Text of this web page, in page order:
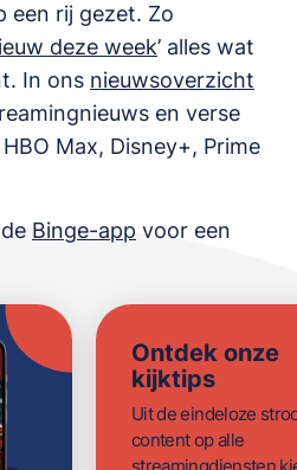
een rij gezet. Zo
deze week’ alles wat
In ons nieuwsoverzicht
en verse
Max, Disney+, Prime
Binge-app voor een
Ontdek onze
kijktips
Uit de eindeloze
content op alle